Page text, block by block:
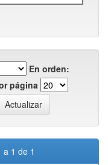
En orden:
página
1 de 1